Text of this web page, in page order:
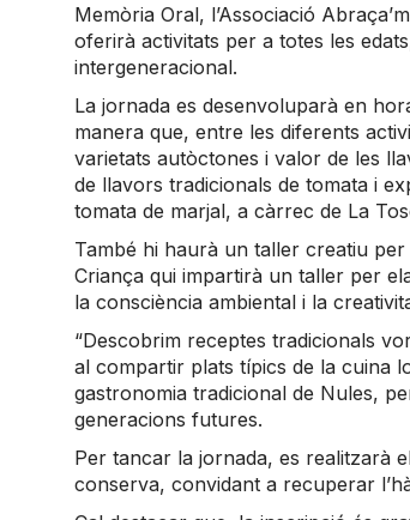
Memòria Oral, l’Associació
oferirà activitats per a totes les
intergeneracional.
La jornada es desenvoluparà en
manera que, entre les diferents
varietats autòctones i valor de les
de llavors tradicionals de tomata i
tomata de marjal, a càrrec de La
També hi haurà un taller creatiu per
Criança qui impartirà un taller per
la consciència ambiental i la
“Descobrim receptes tradicionals
al compartir plats típics de la cuina
gastronomia tradicional de Nules,
generacions futures.
Per tancar la jornada, es realitzarà
conserva, convidant a recuperar